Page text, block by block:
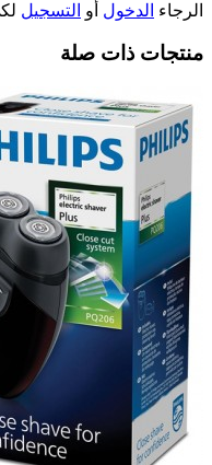
الرجاء الدخول أو التسجيل
منتجات ذات صلة